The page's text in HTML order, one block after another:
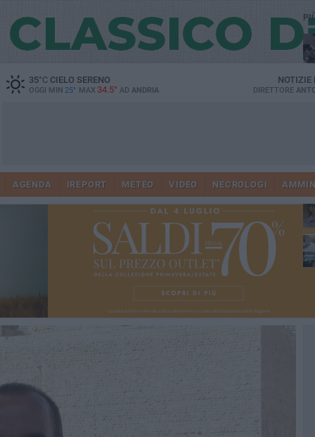
35°CCIELO SERENO
OGGI MIN 25° MAX 34.5° AD ANDRIA DIRETTORE
AGENDA IREPORT METEO VIDEO NECROLOGI